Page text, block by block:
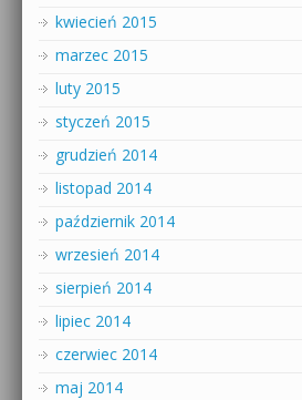
kwiecień 2015
marzec 2015
luty 2015
styczeń 2015
grudzień 2014
listopad 2014
październik 2014
wrzesień 2014
sierpień 2014
lipiec 2014
czerwiec 2014
maj 2014